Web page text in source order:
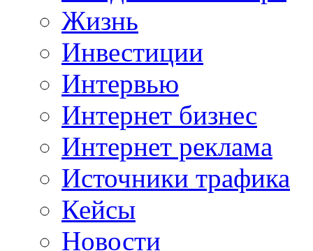
Жизнь
Инвестиции
Интервью
Интернет бизнес
Интернет реклама
Источники трафика
Кейсы
Новости